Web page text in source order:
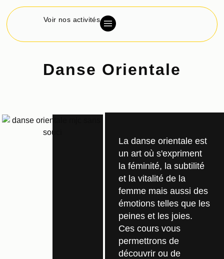
Voir nos activités
Danse Orientale
La danse orientale est
un art où s'expriment
la féminité, la subtilité
et la vitalité de la
femme mais aussi des
émotions telles que les
peines et les joies.
Ces cours vous
permettrons de
découvrir ou de